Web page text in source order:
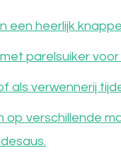
een heerlijk
met parelsuiker
als verwennerij
op verschillende